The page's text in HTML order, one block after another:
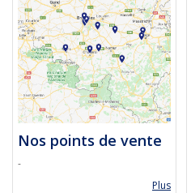
Nos points de vente
-
Plus